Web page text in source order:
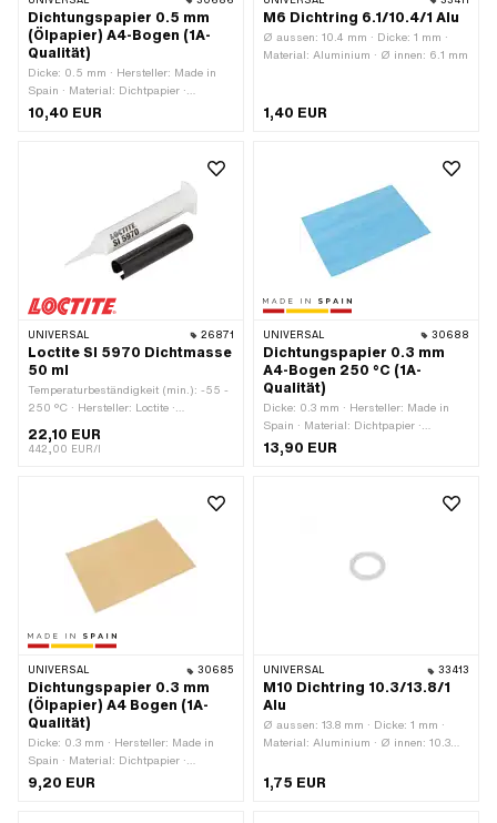
Werkstattzubehör
Dichtungspapier 0.5 mm
(Ölpapier) A4-Bogen (1A-
Qualität)
Dicke: 0.5 mm · Hersteller: Made in
Spain · Material: Dichtpapier ·
Verwendungsort: Universal
10,40 EUR
M6 Dichtring 6.1/10.4/1 Alu
Ø aussen: 10.4 mm · Dicke: 1 mm ·
Material: Aluminium · Ø innen: 6.1 mm
1,40 EUR
UNIVERSAL 26871
Loctite SI 5970 Dichtmasse
50 ml
Temperaturbeständigkeit (min.): -55 -
250 °C · Hersteller: Loctite ·
Material: Silikon · Inhalt: 50 ml ·
22,10 EUR
442,00 EUR/l
UNIVERSAL 30688
Dichtungspapier 0.3 mm
A4-Bogen 250 °C (1A-
Qualität)
Dicke: 0.3 mm · Hersteller: Made in
Spain · Material: Dichtpapier ·
Verwendungsort: Universal
13,90 EUR
UNIVERSAL 30685
Dichtungspapier 0.3 mm
(Ölpapier) A4 Bogen (1A-
Qualität)
Dicke: 0.3 mm · Hersteller: Made in
Spain · Material: Dichtpapier ·
Verwendungsort: Universal
9,20 EUR
UNIVERSAL 33413
M10 Dichtring 10.3/13.8/1
Alu
Ø aussen: 13.8 mm · Dicke: 1 mm ·
Material: Aluminium · Ø innen: 10.3
1,75 EUR